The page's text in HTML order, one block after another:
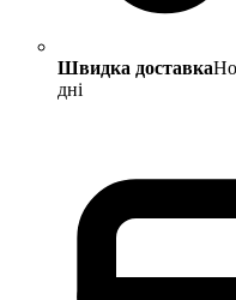
Швидка доставка
дні